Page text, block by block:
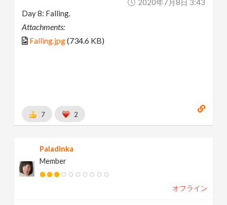
2020年7月8日 3:43
Day 8: Falling.
Attachments:
Falling.jpg(734.6 KB)
7 2
Paladinka
Member
オフライン